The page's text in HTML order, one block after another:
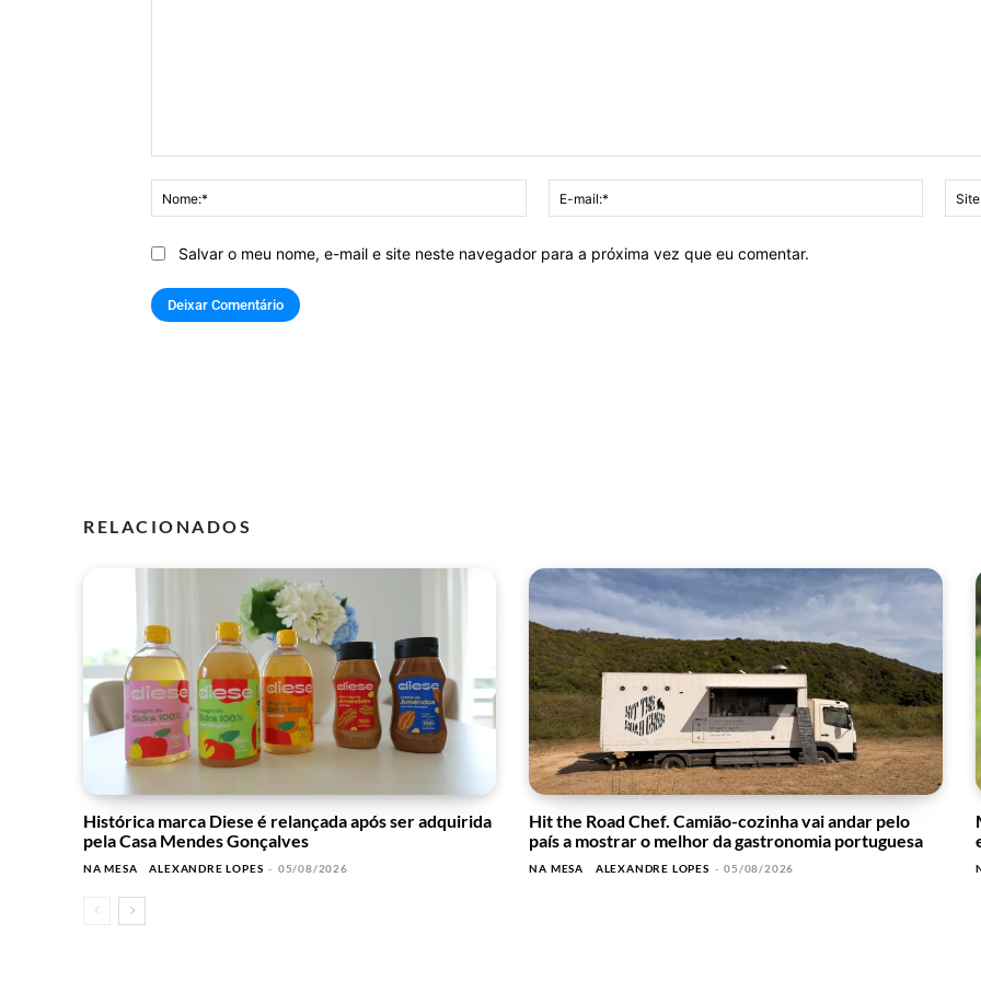
Nome:*
mail:*
Salvar o meu nome, e-mail e site neste navegador para a próxima vez que eu comentar.
RELACIONADOS
Histórica marca Diese é relançada após ser adquirida
pela Casa Mendes Gonçalves
NA MESA ALEXANDRE LOPES - 05/08/2026
Hit the Road Chef. Camião-cozinha vai andar pelo
país a mostrar o melhor da gastronomia portuguesa
NA MESA ALEXANDRE LOPES - 05/08/2026